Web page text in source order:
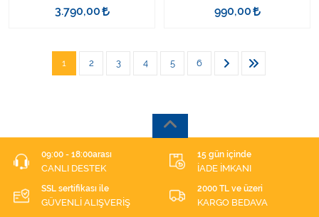
3.790,00 990,00
1 2 3 4 5 6
09:00 - 18:00arası
CANLI DESTEK
15 gün içinde
İADE İMKANI
SSL sertifikası ile
GÜVENLİ ALIŞVERİŞ
2000 TL ve üzeri
KARGO BEDAVA